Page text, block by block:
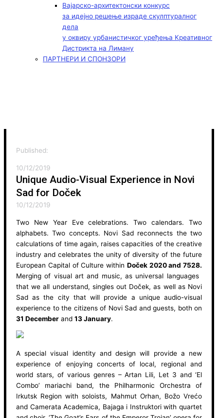
Вајарско-архитектонски конкурс
за идејно решење израде скулптуралног
дела
у оквиру урбанистичког уређења Креативног
Дистрикта на Лиману
ПАРТНЕРИ И СПОНЗОРИ
Published:
10/12/2019
Unique Audio-Visual Experience in Novi
Sad for Doček
10/12/2019
Two New Year Eve celebrations. Two calendars. Two
alphabets. Two concepts. Novi Sad reconnects the two
calculations of time again, raises capacities of the creative
industry and celebrates the unity of diversity of the future
European Capital of Culture within Doček 2020 and 7528.
Merging of visual art and music, as universal languages ​​
that we all understand, singles out Doček, as well as Novi
Sad as the city that will provide a unique audio-visual
experience to the citizens of Novi Sad and guests, both on
31 December and 13 January.
A special visual identity and design will provide a new
experience of enjoying concerts of local, regional and
world stars, of various genres – Artan Lili, Let 3 and ‘El
Combo’ mariachi band, the Philharmonic Orchestra of
Irkutsk Region with soloists, Mahmut Orhan, Božo Vrećo
and Camerata Academica, Bajaga i Instruktori with quartet